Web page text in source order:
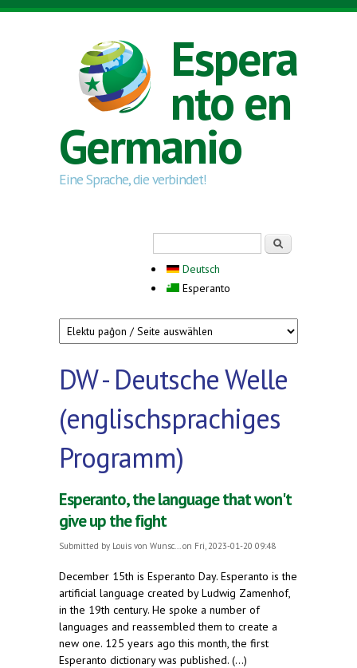
Skip to main content
Espera
nto en
Germanio
Eine Sprache, die verbindet!
Deutsch
Esperanto
DW - Deutsche Welle
(englischsprachiges
Programm)
Esperanto, the language that won't
give up the fight
Submitted by Louis von Wunsc... on Fri, 2023-01-20 09:48
December 15th is Esperanto Day. Esperanto is the
artificial language created by Ludwig Zamenhof,
in the 19th century. He spoke a number of
languages and reassembled them to create a
new one. 125 years ago this month, the first
Esperanto dictionary was published. (...)